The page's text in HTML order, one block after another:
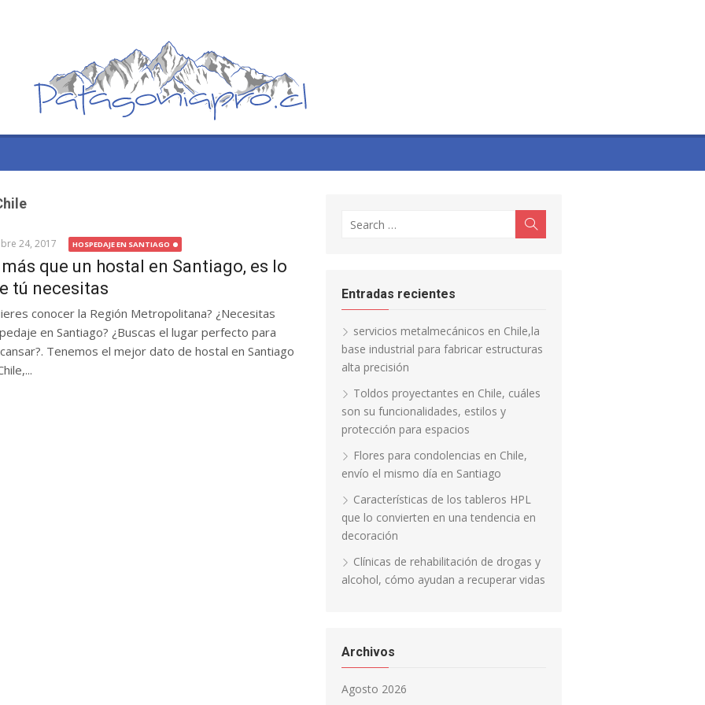
24, 2017 HOSPEDAJE EN SANTIAGO
más que un hostal en Santiago, es lo
tú necesitas
conocer la Región Metropolitana? ¿Necesitas
en Santiago? ¿Buscas el lugar perfecto para
Tenemos el mejor dato de hostal en Santiago
for:
Entradas recientes
servicios metalmecánicos en Chile,la
base industrial para fabricar estructuras
alta precisión
Toldos proyectantes en Chile, cuáles
son su funcionalidades, estilos y
protección para espacios
Flores para condolencias en Chile,
envío el mismo día en Santiago
Características de los tableros HPL
que lo convierten en una tendencia en
decoración
Clínicas de rehabilitación de drogas y
alcohol, cómo ayudan a recuperar vidas
Archivos
Agosto 2026